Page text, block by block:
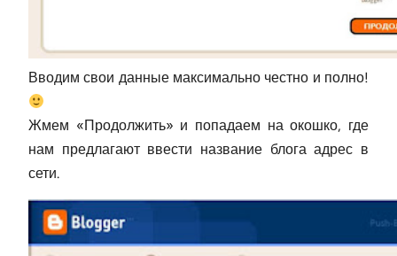
Вводим свои данные максимально честно и полно!
Жмем «Продолжить» и попадаем на окошко, где
нам предлагают ввести название блога адрес в
сети.